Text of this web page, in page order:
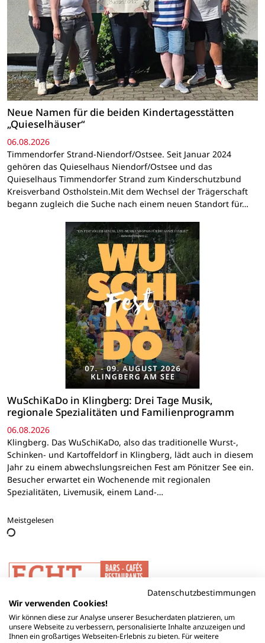
Neue Namen für die beiden Kindertagesstätten
„Quieselhäuser“
06.08.2026
Timmendorfer Strand-Niendorf/Ostsee. Seit Januar 2024
gehören das Quieselhaus Niendorf/Ostsee und das
Quieselhaus Timmendorfer Strand zum Kinderschutzbund
Kreisverband Ostholstein.Mit dem Wechsel der Trägerschaft
begann zugleich die Suche nach einem neuen Standort für…
WuSchiKaDo in Klingberg: Drei Tage Musik,
regionale Spezialitäten und Familienprogramm
06.08.2026
Klingberg. Das WuSchiKaDo, also das traditionelle Wurst-,
Schinken- und Kartoffeldorf in Klingberg, lädt auch in diesem
Jahr zu einem abwechslungsreichen Fest am Pönitzer See ein.
Besucher erwartet ein Wochenende mit regionalen
Spezialitäten, Livemusik, einem Land-…
Meistgelesen
Datenschutzbestimmungen
Wir verwenden Cookies!
Wir können diese zur Analyse unserer Besucherdaten platzieren, um
unsere Webseite zu verbessern, personalisierte Inhalte anzuzeigen und
Ihnen ein großartiges Webseiten-Erlebnis zu bieten. Für weitere